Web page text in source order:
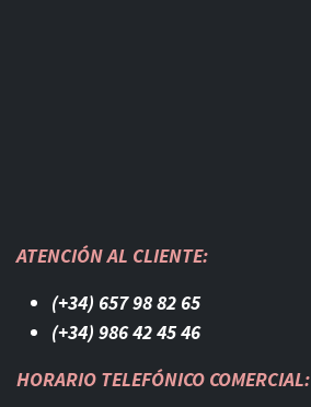
ATENCIÓN AL CLIENTE:
(+34) 657 98 82 65
(+34) 986 42 45 46​
HORARIO TELEFÓNICO COMERCIAL: